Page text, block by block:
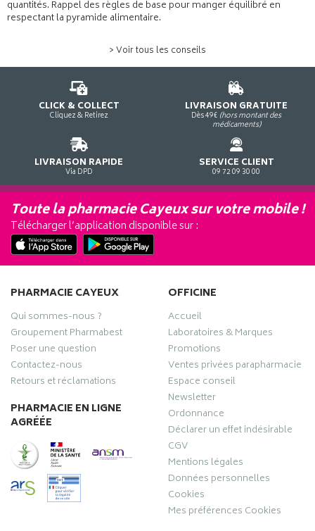
quantités. Rappel des règles de base pour manger équilibré en
respectant la pyramide alimentaire.
> Voir tous les conseils
CLICK & COLLECT
Cliquez & Retirez
LIVRAISON GRATUITE
Dès 49€ (hors montant des
médicaments)
LIVRAISON RAPIDE
Via DPD
SERVICE CLIENT
09 72 09 30 00
Toute la pharmacie Cayeux sur votre mobile !
Télécharger l’application disponible sur :
PHARMACIE CAYEUX
Qui sommes-nous ?
Groupement Pharmabest
Poser une question
Contactez-nous
Retours et réclamations
PHARMACIE EN LIGNE
AGRÉÉE
OFFICINE
Accueil
Laboratoires & Marques
Promotions
Ventes privées parapharmacie
Espace conseil
Newsletter
Ordonnance
Déclarer un effet indésirable
CGV
Mentions légales
Données personnelles
Cookies
Mes préférences Cookies